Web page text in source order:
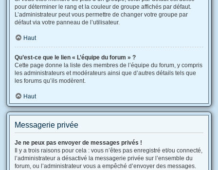
pour déterminer le rang et la couleur de groupe affichés par défaut.
L’administrateur peut vous permettre de changer votre groupe par
défaut via votre panneau de l’utilisateur.
Haut
Qu’est-ce que le lien « L’équipe du forum » ?
Cette page donne la liste des membres de l’équipe du forum, y compris
les administrateurs et modérateurs ainsi que d’autres détails tels que
les forums qu’ils modèrent.
Haut
Messagerie privée
Je ne peux pas envoyer de messages privés !
Il y a trois raisons pour cela : vous n’êtes pas enregistré et/ou connecté,
l’administrateur a désactivé la messagerie privée sur l’ensemble du
forum, ou l’administrateur vous a empêché d’envoyer des messages.